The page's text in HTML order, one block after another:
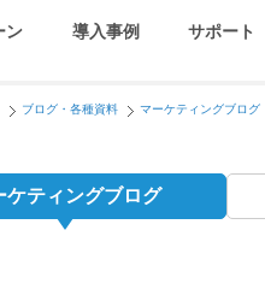
ン 導入事例 サポート
ブログ・各種資料 マーケティングブログ
ケティングブログ